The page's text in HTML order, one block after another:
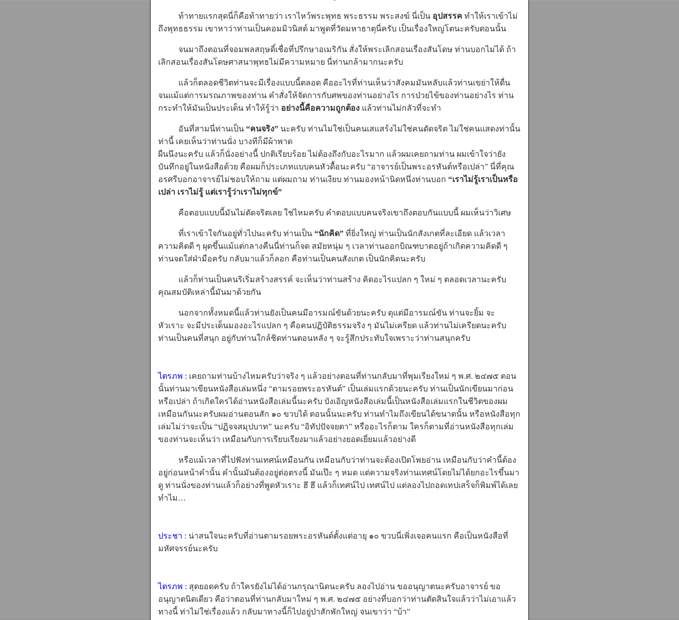
ท้าทายแรกสุดนี่ก็คือท้าทายว่า เราไหว้พระพุทธ พระธรรม พระสงฆ์ นี่เป็น อุปสรรค ทำให้เราเข้าไม่
ถึงพุทธธรรม เขาหาว่าท่านเป็นคอมมิวนิสต์ มาพูดที่วัดมหาธาตุนี่ครับ เป็นเรื่องใหญ่โตนะครับตอนนั้น
จนมาถึงตอนที่จอมพลสฤษดิ์เชื่อที่ปรึกษาอเมริกัน สั่งให้พระเลิกสอนเรื่องสันโดษ ท่านบอกไม่ได้ ถ้า
เลิกสอนเรื่องสันโดษศาสนาพุทธไม่มีความหมาย นี่ท่านกล้ามากนะครับ
แล้วก็ตลอดชีวิตท่านจะมีเรื่องแบบนี้ตลอด คืออะไรที่ท่านเห็นว่าสังคมมันหลับแล้วท่านเขย่าให้ตื่น
จนแม้แต่การมรณภาพของท่าน คำสั่งให้จัดการกับศพของท่านอย่างไร การป่วยไข้ของท่านอย่างไร ท่าน
กระทำให้มันเป็นประเด็น ทำให้รู้ว่า อย่างนี้คือความถูกต้อง แล้วท่านไม่กลัวที่จะทำ
อันที่สามนี่ท่านเป็น “คนจริง” นะครับ ท่านไม่ใช่เป็นคนเสแสร้งไม่ใช่คนดัดจริต ไม่ใช่คนแสดงท่านั้น
ท่านี้ เคยเห็นว่าท่านนั่ง บางทีก็มีผ้าพาด
ผืนนึงนะครับ แล้วก็นั่งอย่างนี้ ปกติเรียบร้อย ไม่ต้องถึงกับอะไรมาก แล้วผมเคยถามท่าน ผมเข้าใจว่ายัง
บันทึกอยู่ในหนังสือด้วย คือผมก็ประเภทแบบคนหัวดื้อนะครับ “อาจารย์เป็นพระอรหันต์หรือเปล่า” นี่ที่คุณ
อรศรีบอกอาจารย์ไม่ชอบให้ถาม แต่ผมถาม ท่านเงียบ ท่านมองหน้านิดหนึ่งท่านบอก “เราไม่รู้เราเป็นหรือ
เปล่า เราไม่รู้ แต่เรารู้ว่าเราไม่ทุกข์”
คือตอบแบบนี้มันไม่ดัดจริตเลย ใช่ไหมครับ คำตอบแบบคนจริงเขาถึงตอบกันแบบนี้ ผมเห็นว่าวิเศษ
ที่เราเข้าใจกันอยู่ทั่วไปนะครับ ท่านเป็น “นักคิด” ที่ยิ่งใหญ่ ท่านเป็นนักสังเกตที่ละเอียด แล้วเวลา
ความคิดดี ๆ ผุดขึ้นแม้แต่กลางคืนนี่ท่านก็จด สมัยหนุ่ม ๆ เวลาท่านออกบิณฑบาตอยู่ถ้าเกิดความคิดดี ๆ
ท่านจดใส่ฝ่ามือครับ กลับมาแล้วก็ลอก คือท่านเป็นคนสังเกต เป็นนักคิดนะครับ
แล้วก็ท่านเป็นคนริเริ่มสร้างสรรค์ จะเห็นว่าท่านสร้าง คิดอะไรแปลก ๆ ใหม่ ๆ ตลอดเวลานะครับ
คุณสมบัติเหล่านี้มันมาด้วยกัน
นอกจากทั้งหมดนี้แล้วท่านยังเป็นคนมีอารมณ์ขันด้วยนะครับ ดุแต่มีอารมณ์ขัน ท่านจะยิ้ม จะ
หัวเราะ จะมีประเด็นมองอะไรแปลก ๆ คือคนปฏิบัติธรรมจริง ๆ มันไม่เครียด แล้วท่านไม่เครียดนะครับ
ท่านเป็นคนที่สนุก อยู่กับท่านใกล้ชิดท่านตอนหลัง ๆ จะรู้สึกประทับใจเพราะว่าท่านสนุกครับ
ไตรภพ : เคยถามท่านบ้างไหมครับว่าจริง ๆ แล้วอย่างตอนที่ท่านกลับมาที่พุมเรียงใหม่ ๆ พ.ศ. ๒๔๗๕ ตอน
นั้นท่านมาเขียนหนังสือเล่มหนึ่ง “ตามรอยพระอรหันต์” เป็นเล่มแรกด้วยนะครับ ท่านเป็นนักเขียนมาก่อน
หรือเปล่า ถ้าเกิดใครได้อ่านหนังสือเล่มนี้นะครับ บังเอิญหนังสือเล่มนี้เป็นหนังสือเล่มแรกในชีวิตของผม
เหมือนกันนะครับผมอ่านตอนสัก ๑๐ ขวบได้ ตอนนั้นนะครับ ท่านทำไมถึงเขียนได้ขนาดนั้น หรือหนังสือทุก
เล่มไม่ว่าจะเป็น “ปฏิจจสมุปบาท” นะครับ “อิทัปปัจจยตา” หรืออะไรก็ตาม ใครก็ตามที่อ่านหนังสือทุกเล่ม
ของท่านจะเห็นว่า เหมือนกับการเรียบเรียงมาแล้วอย่างยอดเยี่ยมแล้วอย่างดี
หรือแม้เวลาที่ไปฟังท่านเทศน์เหมือนกัน เหมือนกับว่าท่านจะต้องเปิดโพยอ่าน เหมือนกับว่าคำนี้ต้อง
อยู่ก่อนหน้าคำนั้น คำนั้นมันต้องอยู่ต่อตรงนี้ มันเป๊ะ ๆ หมด แต่ความจริงท่านเทศน์โดยไม่ได้ยกอะไรขึ้นมา
ดู ท่านนั่งของท่านแล้วก็อย่างที่พูดหัวเราะ ฮึ ฮึ แล้วก็เทศน์ไป เทศน์ไป แต่ลองไปถอดเทปเสร็จก็พิมพ์ได้เลย
ทำไม…
ประชา : น่าสนใจนะครับที่อ่านตามรอยพระอรหันต์ตั้งแต่อายุ ๑๐ ขวบนี่เพิ่งเจอคนแรก คือเป็นหนังสือที่
มหัศจรรย์นะครับ
ไตรภพ : สุดยอดครับ ถ้าใครยังไม่ได้อ่านกรุณานิดนะครับ ลองไปอ่าน ขออนุญาตนะครับอาจารย์ ขอ
อนุญาตนิดเดียว คือว่าตอนที่ท่านกลับมาใหม่ ๆ พ.ศ. ๒๔๗๕ อย่างที่บอกว่าท่านตัดสินใจแล้วว่าไม่เอาแล้ว
ทางนี้ ท่าไม่ใช่เรื่องแล้ว กลับมาทางนี้ก็ไปอยู่ป่าสักพักใหญ่ จนเขาว่า “บ้า”